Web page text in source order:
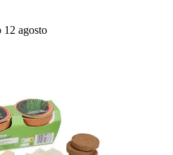
12 agosto